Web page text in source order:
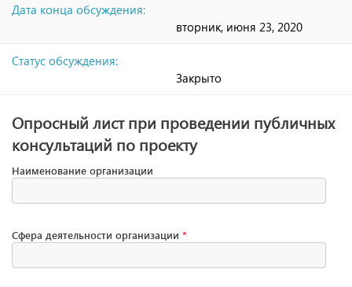
Дата конца обсуждения:
вторник, июня 23, 2020
Статус обсуждения:
Закрыто
Опросный лист при проведении публичных
консультаций по проекту
Наименование организации
Сфера деятельности организации *